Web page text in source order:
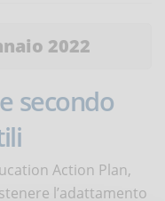
2022
secondo
Action Plan,
l’adattamento